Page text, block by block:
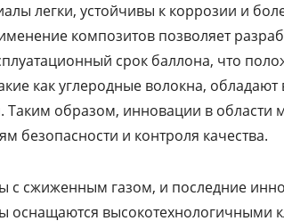
легки, устойчивы к коррозии и
композитов позволяет
срок баллона, что
как углеродные волокна,
образом, инновации в области
безопасности и контроля качества.
с сжиженным газом, и последние
высокотехнологичными